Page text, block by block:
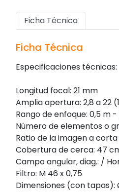
Ficha Técnica
Ficha Técnica
Especificaciones técnicas:
Longitud focal: 21 mm
Amplia apertura: 2,8 a 22
Rango de enfoque: 0,5 m
Número de elementos o
Ratio de la imagen a corta
Cobertura de cerca: 47
Campo angular, diag.: /
Filtro: M 46 x 0,75
Dimensiones (con tapas):